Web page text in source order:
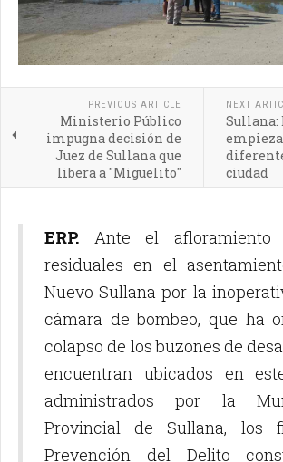
PREVIOUS ARTICLE
Ministerio Público
impugna decisión de
Juez de Sullana que
libera a "Miguelito"
NEXT
Sullana:
ciudad
ERP. Ante el afloramiento
residuales en el
Nuevo Sullana por la
cámara de bombeo, que ha
colapso de los buzones de
encuentran ubicados en
administrados por la
Provincial de Sullana, los
Prevención del Delito